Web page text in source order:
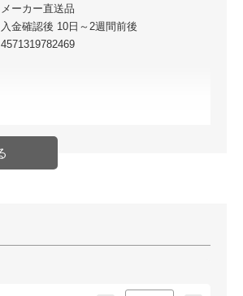
メーカー直送品
入金確認後 10日～2週間前後
4571319782469